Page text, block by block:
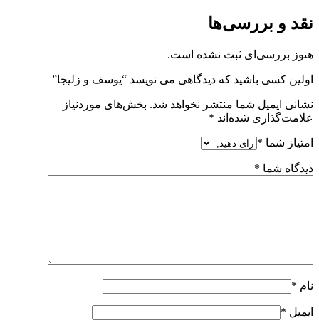
نقد و بررسی‌ها
هنوز بررسی‌ای ثبت نشده است.
اولین کسی باشید که دیدگاهی می نویسد “یوسف و زلیجا”
نشانی ایمیل شما منتشر نخواهد شد. بخش‌های موردنیاز
علامت‌گذاری شده‌اند *
امتیاز شما *
دیدگاه شما *
نام *
ایمیل *